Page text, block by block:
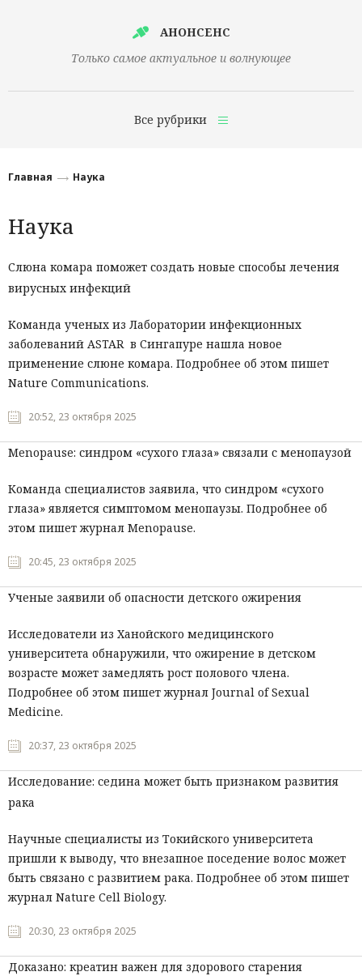
АНОНСЕНС
Только самое актуальное и волнующее
Все рубрики
Технологии
Культура
Общество
Мнения
Происшествия
Главная Наука
Наука
Слюна комара поможет создать новые способы лечения
вирусных инфекций
Команда ученых из Лаборатории инфекционных
заболеваний ASTAR в Сингапуре нашла новое
применение слюне комара. Подробнее об этом пишет
Nature Communications.
20:52, 23 октября 2025
Menopause: синдром «сухого глаза» связали с менопаузой
Команда специалистов заявила, что синдром «сухого
глаза» является симптомом менопаузы. Подробнее об
этом пишет журнал Menopause.
20:45, 23 октября 2025
Ученые заявили об опасности детского ожирения
Исследователи из Ханойского медицинского
университета обнаружили, что ожирение в детском
возрасте может замедлять рост полового члена.
Подробнее об этом пишет журнал Journal of Sexual
Medicine.
20:37, 23 октября 2025
Исследование: седина может быть признаком развития
рака
Научные специалисты из Токийского университета
пришли к выводу, что внезапное поседение волос может
быть связано с развитием рака. Подробнее об этом пишет
журнал Nature Cell Biology.
20:30, 23 октября 2025
Доказано: креатин важен для здорового старения